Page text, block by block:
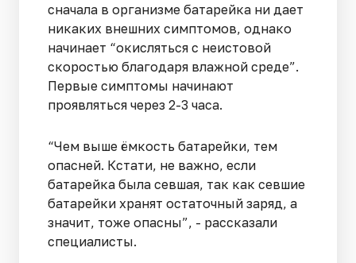
сначала в организме батарейка ни дает
никаких внешних симптомов, однако
начинает “окисляться с неистовой
скоростью благодаря влажной среде”.
Первые симптомы начинают
проявляться через 2-3 часа.
“Чем выше ёмкость батарейки, тем
опасней. Кстати, не важно, если
батарейка была севшая, так как севшие
батарейки хранят остаточный заряд, а
значит, тоже опасны”, - рассказали
специалисты.